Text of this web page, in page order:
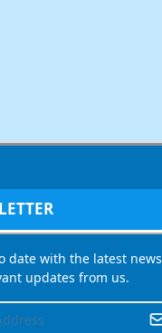
date with the latest news
updates from us.